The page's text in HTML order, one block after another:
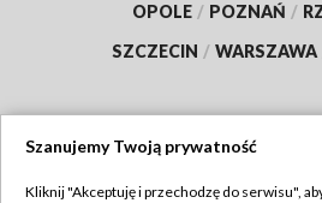
OPOLE / POZNAŃ /
SZCZECIN / WARSZAWA
Szanujemy Twoją prywatność
Kliknij "Akceptuję i przechodzę do serwisu",